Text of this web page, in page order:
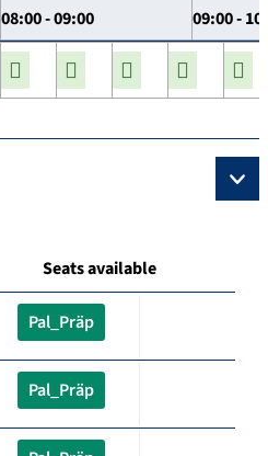
08:00 - 09:00 09:00 -
Seats available
Pal_Präp
Pal_Präp